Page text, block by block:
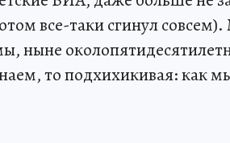
все-таки сгинул
ныне
то подхихикивая: как